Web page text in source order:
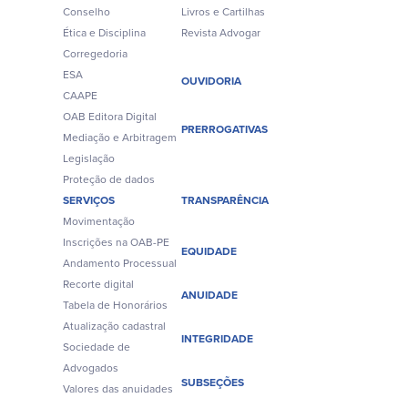
Conselho
Ética e Disciplina
Corregedoria
ESA
CAAPE
OAB Editora Digital
Mediação e Arbitragem
Legislação
Proteção de dados
Livros e Cartilhas
Revista Advogar
OUVIDORIA
PRERROGATIVAS
SERVIÇOS
Movimentação
Inscrições na OAB-PE
Andamento Processual
Recorte digital
Tabela de Honorários
Atualização cadastral
Sociedade de
Advogados
Valores das anuidades
TRANSPARÊNCIA
EQUIDADE
ANUIDADE
INTEGRIDADE
SUBSEÇÕES